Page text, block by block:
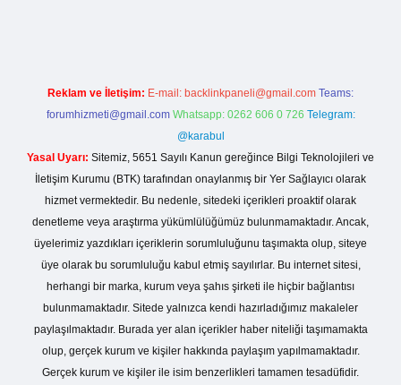
Reklam ve İletişim: E-mail: backlinkpaneli@gmail.com Teams:
forumhizmeti@gmail.com Whatsapp: 0262 606 0 726 Telegram:
@karabul
Yasal Uyarı: Sitemiz, 5651 Sayılı Kanun gereğince Bilgi Teknolojileri ve
İletişim Kurumu (BTK) tarafından onaylanmış bir Yer Sağlayıcı olarak
hizmet vermektedir. Bu nedenle, sitedeki içerikleri proaktif olarak
denetleme veya araştırma yükümlülüğümüz bulunmamaktadır. Ancak,
üyelerimiz yazdıkları içeriklerin sorumluluğunu taşımakta olup, siteye
üye olarak bu sorumluluğu kabul etmiş sayılırlar. Bu internet sitesi,
herhangi bir marka, kurum veya şahıs şirketi ile hiçbir bağlantısı
bulunmamaktadır. Sitede yalnızca kendi hazırladığımız makaleler
paylaşılmaktadır. Burada yer alan içerikler haber niteliği taşımamakta
olup, gerçek kurum ve kişiler hakkında paylaşım yapılmamaktadır.
Gerçek kurum ve kişiler ile isim benzerlikleri tamamen tesadüfidir.